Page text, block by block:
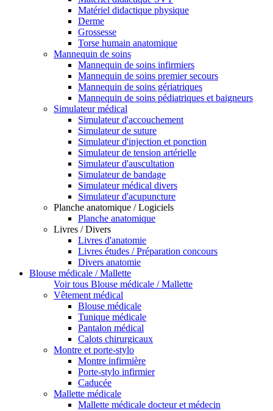
Matériel didactique physique
Derme
Grossesse
Torse humain anatomique
Mannequin de soins
Mannequin de soins infirmiers
Mannequin de soins premier secours
Mannequin de soins gériatriques
Mannequin de soins pédiatriques et baigneurs
Simulateur médical
Simulateur d'accouchement
Simulateur de suture
Simulateur d'injection et ponction
Simulateur de tension artérielle
Simulateur d'auscultation
Simulateur de bandage
Simulateur médical divers
Simulateur d'acupuncture
Planche anatomique / Logiciels
Planche anatomique
Livres / Divers
Livres d'anatomie
Livres études / Préparation concours
Divers anatomie
Blouse médicale / Mallette
Voir tous Blouse médicale / Mallette
Vêtement médical
Blouse médicale
Tunique médicale
Pantalon médical
Calots chirurgicaux
Montre et porte-stylo
Montre infirmière
Porte-stylo infirmier
Caducée
Mallette médicale
Mallette médicale docteur et médecin